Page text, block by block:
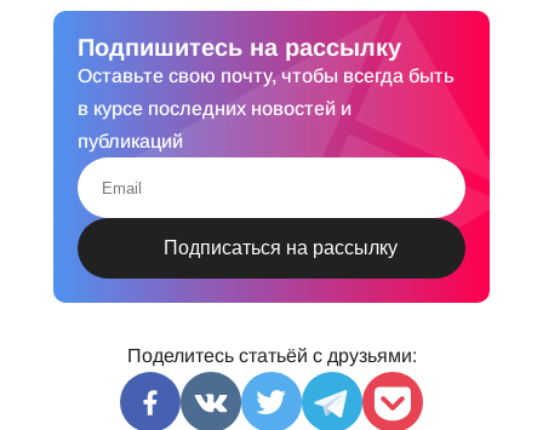
Подпишитесь на рассылку
Оставьте свою почту, чтобы всегда быть
в курсе последних новостей и
публикаций
Поделитесь статьёй с друзьями: